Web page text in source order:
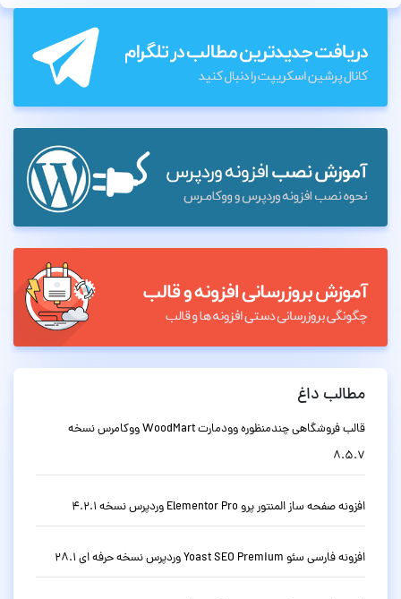
مطالب داغ
قالب فروشگاهی چندمنظوره وودمارت WoodMart ووکامرس نسخه
8.5.7
افزونه صفحه ساز المنتور پرو Elementor Pro وردپرس نسخه 4.2.1
افزونه فارسی سئو Yoast SEO Premium وردپرس نسخه حرفه ای 28.1